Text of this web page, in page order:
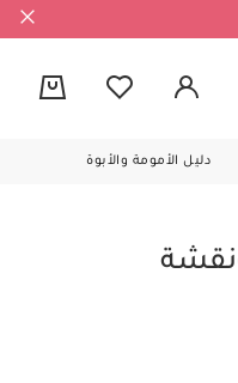
دليل الأمومة والأبوة